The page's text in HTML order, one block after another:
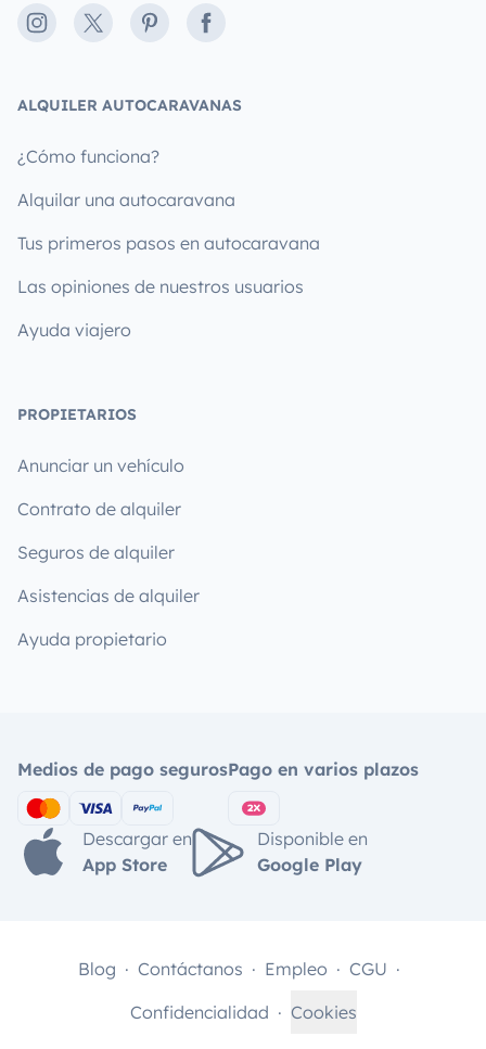
Instagram
X PinterestFacebook
ALQUILER AUTOCARAVANAS
¿Cómo funciona?
Alquilar una autocaravana
Tus primeros pasos en autocaravana
Las opiniones de nuestros usuarios
Ayuda viajero
PROPIETARIOS
Anunciar un vehículo
Contrato de alquiler
Seguros de alquiler
Asistencias de alquiler
Ayuda propietario
Medios de pago segurosPago en varios plazos
Descargar en
App Store
Disponible en
Google Play
Blog Contáctanos Empleo
CGU
Confidencialidad
Cookies